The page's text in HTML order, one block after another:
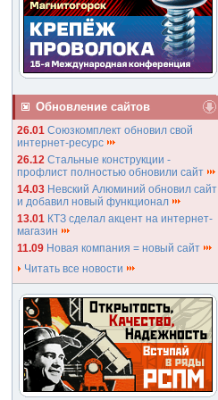
Обновление сайтов
26.01 Союзкомплект обновил свой
интернет-ресурс
26.12 Стальные конструкции -
профлист полностью обновили сайт
14.03 Невский Алюминий обновил сайт
и добавил новый функционал
13.01 КТЗ сделал акцент на интернет-
магазин
11.09 Новая компания = новый сайт
Читать все новости